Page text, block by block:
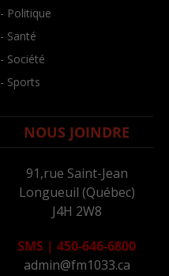
- Politique
- Santé
- Société
- Sports
NOUS JOINDRE
91,rue Saint-Jean
Longueuil (Québec)
J4H 2W8
SMS | 450-646-6800
admin@fm1033.ca